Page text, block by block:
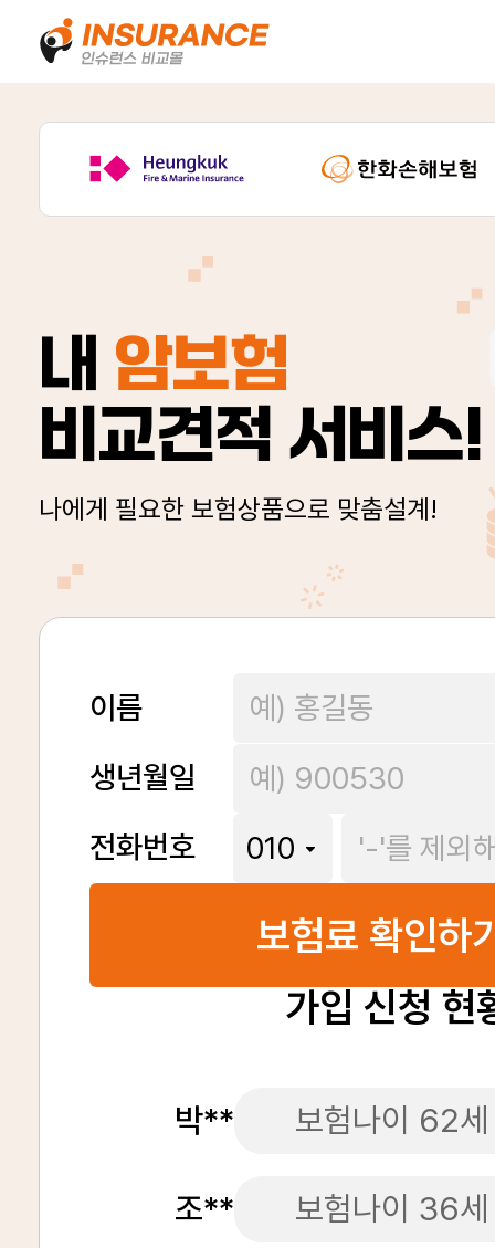
내 암보험
비교견적 서비스!
나에게 필요한 보험상품으로 맞춤설계!
이름
생년월일
전화번호
보험료 확인하
가입 신청 현
보험나이 62세
조** 보험나이 36세
윤** 보험나이 32세